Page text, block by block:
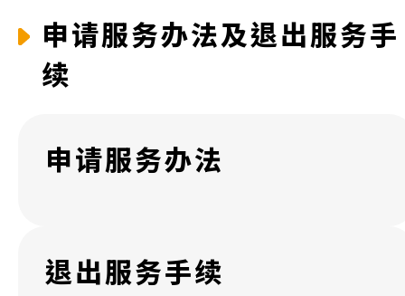
申请服务办法及退出服务手
续
申请服务办法
退出服务手续